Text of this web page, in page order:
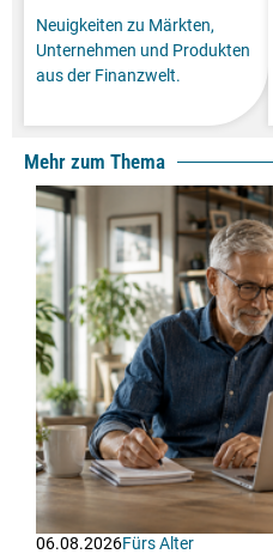
Neuigkeiten zu Märkten,
Unternehmen und Produkten
aus der Finanzwelt.
Mehr zum Thema
06.08.2026Fürs Alter